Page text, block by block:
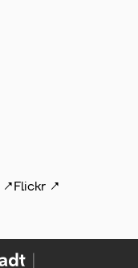
Flickr